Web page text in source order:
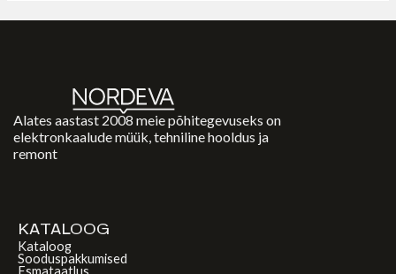
Alates aastast 2008 meie põhitegevuseks on
elektronkaalude müük, tehniline hooldus ja
remont
KATALOOG
Kataloog
Sooduspakkumised
Esmataatlus